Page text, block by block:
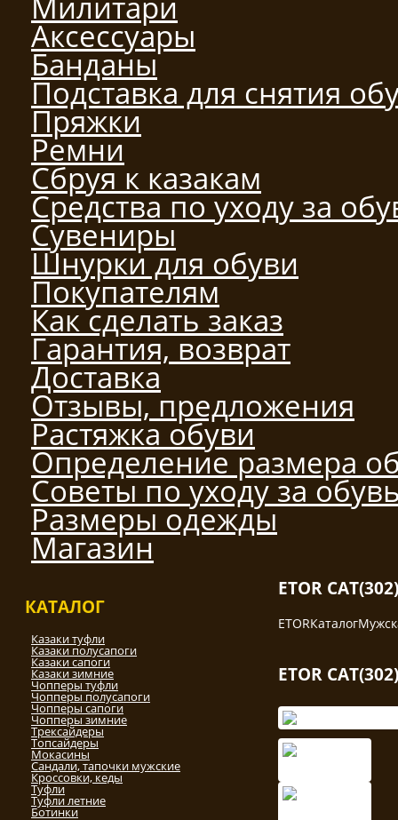
Аксессуары
Банданы
Подставка для снятия
Пряжки
Ремни
Сбруя к казакам
Средства по уходу за
Сувениры
Шнурки для обуви
Покупателям
Как сделать заказ
Гарантия, возврат
Доставка
Отзывы, предложения
Растяжка обуви
Определение размера
Советы по уходу за
Размеры одежды
Магазин
КАТАЛОГ
Казаки туфли
Казаки полусапоги
Казаки сапоги
Казаки зимние
Чопперы туфли
Чопперы полусапоги
Чопперы сапоги
Чопперы зимние
Трексайдеры
Топсайдеры
Мокасины
Сандали, тапочки мужские
Кроссовки, кеды
Туфли
Туфли летние
Ботинки
ETOR
ETORКаталог
ETOR